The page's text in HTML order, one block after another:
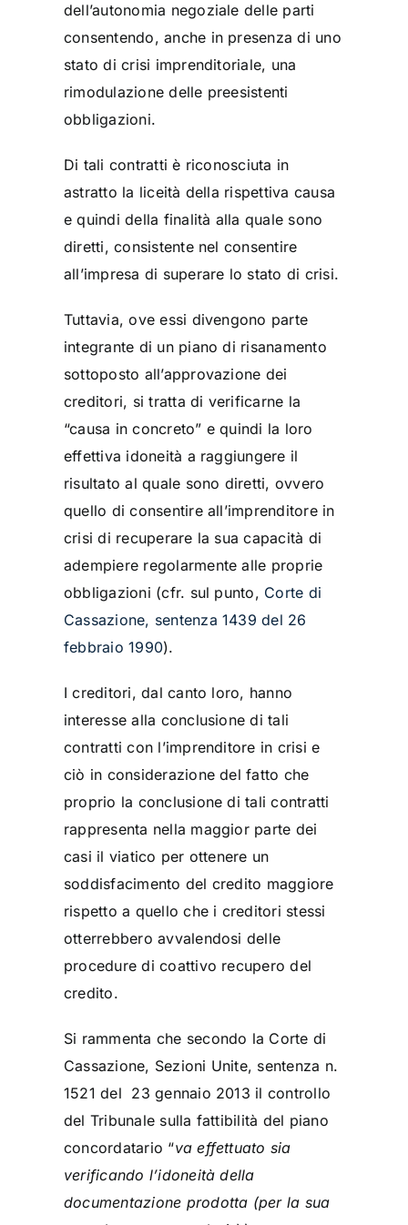
dell’autonomia negoziale delle parti
consentendo, anche in presenza di uno
stato di crisi imprenditoriale, una
rimodulazione delle preesistenti
obbligazioni.
Di tali contratti è riconosciuta in
astratto la liceità della rispettiva causa
e quindi della finalità alla quale sono
diretti, consistente nel consentire
all’impresa di superare lo stato di crisi.
Tuttavia, ove essi divengono parte
integrante di un piano di risanamento
sottoposto all’approvazione dei
creditori, si tratta di verificarne la
“causa in concreto” e quindi la loro
effettiva idoneità a raggiungere il
risultato al quale sono diretti, ovvero
quello di consentire all’imprenditore in
crisi di recuperare la sua capacità di
adempiere regolarmente alle proprie
obbligazioni (cfr. sul punto, Corte di
Cassazione, sentenza 1439 del 26
febbraio 1990).
I creditori, dal canto loro, hanno
interesse alla conclusione di tali
contratti con l’imprenditore in crisi e
ciò in considerazione del fatto che
proprio la conclusione di tali contratti
rappresenta nella maggior parte dei
casi il viatico per ottenere un
soddisfacimento del credito maggiore
rispetto a quello che i creditori stessi
otterrebbero avvalendosi delle
procedure di coattivo recupero del
credito.
Si rammenta che secondo la Corte di
Cassazione, Sezioni Unite, sentenza n.
1521 del 23 gennaio 2013 il controllo
del Tribunale sulla fattibilità del piano
concordatario “va effettuato sia
verificando l’idoneità della
documentazione prodotta (per la sua